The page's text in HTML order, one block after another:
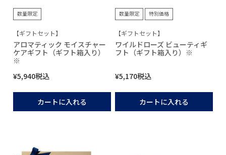
数量限定
【ギフトセット】
アロマティック モイスチャー
ケアギフト（ギフト箱入り）
※
¥5,940税込
カートに入れる
数量限定 特別価格
【ギフトセット】
ワイルドローズ ビューティギ
フト（ギフト箱入り）※
¥5,170税込
カートに入れる